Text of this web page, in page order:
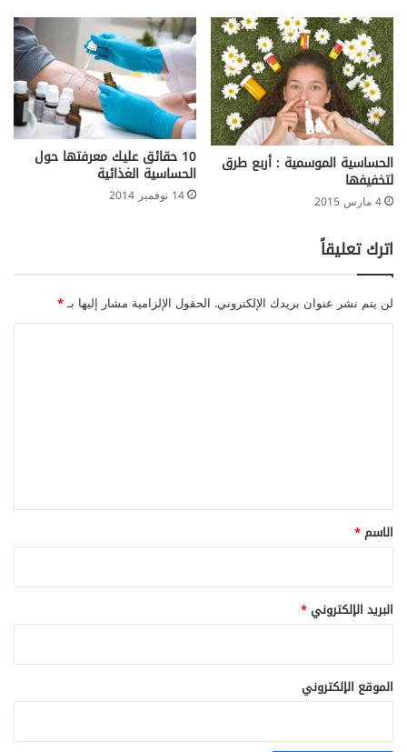
الحساسية الموسمية : أربع طرق
لتخفيفها
4 مارس 2015
10 حقائق عليك معرفتها حول
الحساسية الغذائية
14 نوفمبر 2014
اترك تعليقاً
لن يتم نشر عنوان بريدك الإلكتروني. الحقول الإلزامية مشار إليها بـ*
*
الاسم*
البريد الإلكتروني*
الموقع الإلكتروني